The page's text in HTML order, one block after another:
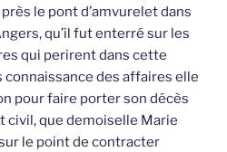
le pont d’amvurelet dans
qu’il fut enterré sur les
qui perirent dans cette
connaissance des affaires elle
pour faire porter son décès
civil, que demoiselle Marie
le point de contracter